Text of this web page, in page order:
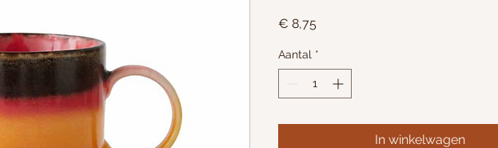
€ 8,75Prijs
Aantal *
In winkelwagen